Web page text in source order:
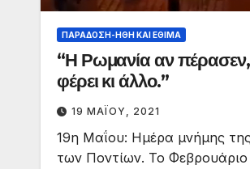
ΠΑΡΆΔΟΣΗ-ΉΘΗ ΚΑΙ ΈΘΙΜΑ
“Η Ρωμανία αν πέρασεν,
φέρει κι άλλο.”
19 ΜΑΪ́ΟΥ, 2021
19η Μαΐου: Ημέρα μνήμης
των Ποντίων. Το